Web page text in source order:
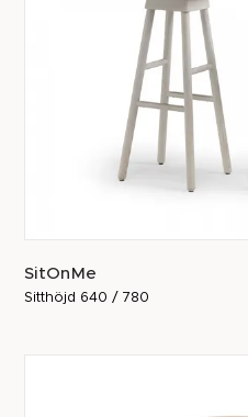
SitOnMe
Sitthöjd 640 / 780